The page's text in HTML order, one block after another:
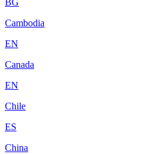
BG
Cambodia
EN
Canada
EN
Chile
ES
China